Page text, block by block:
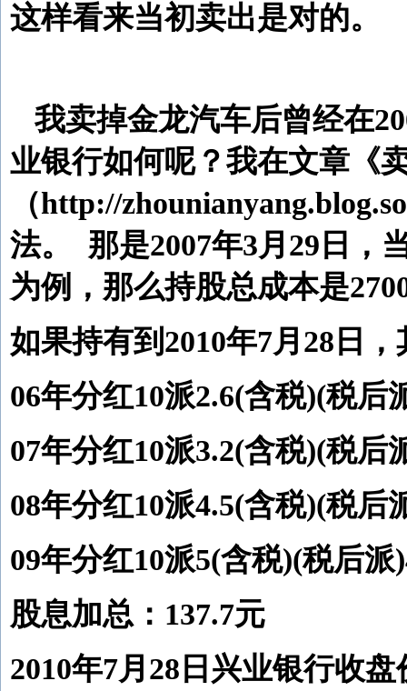
这样看来当初卖出是对的。
我卖掉金龙汽车后曾经在
业银行如何呢？我在文章《
（http://
法。
那是2007年3月29日，
为例，那么持股总成本是
如果持有到2010年7月28日
06年分红10派2.6(含税)(税后
07年分红10派3.2(含税)(税后
08年分红10派4.5(含税)(税后
09年分红10派5(含税)(税后
股息加总：137.7元
2010年7月28日兴业银行收